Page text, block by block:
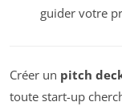
guider votre
Créer un pitch
toute start-up